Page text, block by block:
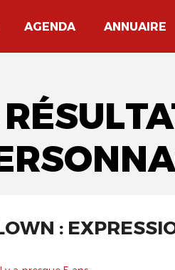
AGENDA ANNUAIRE
: